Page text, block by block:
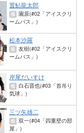
置鮎龍太郎
役 園原(#02「アイスクリ
ームバス」)
松本沙羅
役 友樹(#02「アイスクリ
ームバス」)
岸尾だいすけ
役 白石晋也(#03「首吊り
気球」)
三ツ矢雄二
役 双一(#04「四重壁の部
屋」)